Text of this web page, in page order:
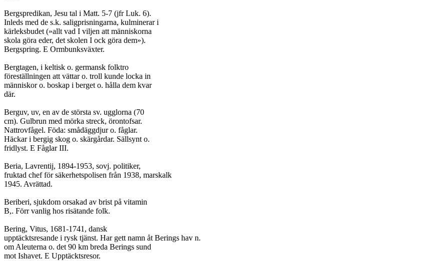
Bergspredikan, Jesu tal i Matt. 5-7 (jfr Luk. 6).
Inleds med de s.k. saligprisningarna, kulminerar i
kärleksbudet (»allt vad I viljen att människorna
skola göra eder, det skolen I ock göra dem»).
Bergspring. E Ormbunksväxter.
Bergtagen, i keltisk o. germansk folktro
föreställningen att vättar o. troll kunde locka in
människor o. boskap i berget o. hålla dem kvar
där.
Berguv, uv, en av de största sv. ugglorna (70
cm). Gulbrun med mörka streck, örontofsar.
Nattrovfågel. Föda: smådäggdjur o. fåglar.
Häckar i bergig skog o. skärgårdar. Sällsynt o.
fridlyst. E Fåglar III.
Beria, Lavrentij, 1894-1953, sovj. politiker,
fruktad chef för säkerhetspolisen från 1938, marskalk
1945. Avrättad.
Beriberi, sjukdom orsakad av brist på vitamin
B,. Förr vanlig hos risätande folk.
Bering, Vitus, 1681-1741, dansk
upptäcktsresande i rysk tjänst. Har gett namn åt Berings hav n.
om Aleuterna o. det 90 km breda Berings sund
mot Ishavet. E Upptäcktsresor.